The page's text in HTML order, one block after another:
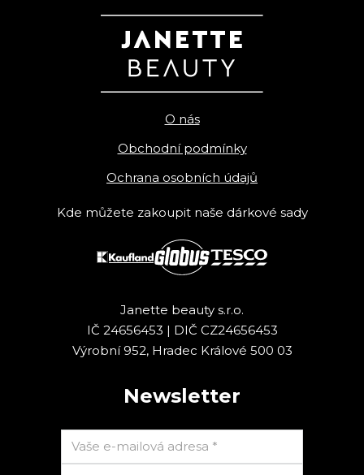
O nás
Obchodní podmínky
Ochrana osobních údajů
Kde můžete zakoupit naše dárkové sady
Janette beauty s.r.o.
IČ 24656453 | DIČ CZ24656453
Výrobní 952, Hradec Králové 500 03
Newsletter